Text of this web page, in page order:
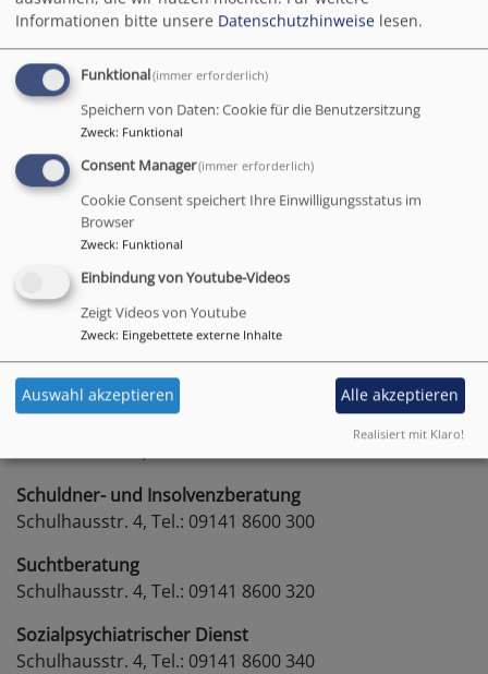
Bildrechte Diakonie
Alle Telefonnummern, E-Mail Adresse sowie
Informationen zu den Angeboten und Öffnungszeiten
finden Sie auf der Homepage des Diakonischen Werkes
Unsere Beratungsangebote sind offen für alle
Menschen, unabhängig von der Herkunft, Nationalität,
Religion oder dem sozialen Status – damit Leben
gelingt!
Kirchliche allgemeine Sozialarbeit (Kasa)
Schulhausstr. 4, Tel.: 09141 8600 302
Eltern-, Jugend- & Erziehungsberatung (ALMA)
Schuldner- und Insolvenzberatung
Schulhausstr. 4, Tel.: 09141 8600 300
Suchtberatung
Schulhausstr. 4, Tel.: 09141 8600 320
Sozialpsychiatrischer Dienst
Schulhausstr. 4, Tel.: 09141 8600 340
Informationen bitte unsere Datenschutzhinweise lesen.
Funktional(immer erforderlich)
Speichern von Daten: Cookie für die Benutzersitzung
Zweck: Funktional
Consent Manager(immer erforderlich)
Cookie Consent speichert Ihre Einwilligungsstatus im
Browser
Zweck: Funktional
Einbindung von Youtube-Videos
Zeigt Videos von Youtube
Zweck: Eingebettete externe Inhalte
Auswahl akzeptieren Alle akzeptieren
Realisiert mit Klaro!